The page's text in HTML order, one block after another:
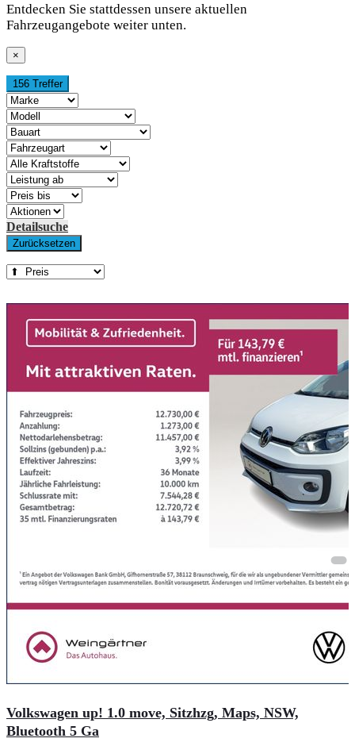
Entdecken Sie stattdessen unsere aktuellen
Fahrzeugangebote weiter unten.
×
156 Treffer
Detailsuche
Zurücksetzen
Volkswagen up! 1.0 move, Sitzhzg, Maps, NSW,
Bluetooth 5 Ga